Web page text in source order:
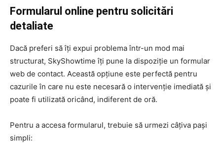
Formularul online pentru solicitări
detaliate
Dacă preferi să îți expui problema într-un mod mai
structurat, SkyShowtime îți pune la dispoziție un formular
web de contact. Această opțiune este perfectă pentru
cazurile în care nu este necesară o intervenție imediată și
poate fi utilizată oricând, indiferent de oră.
Pentru a accesa formularul, trebuie să urmezi câțiva pași
simpli: